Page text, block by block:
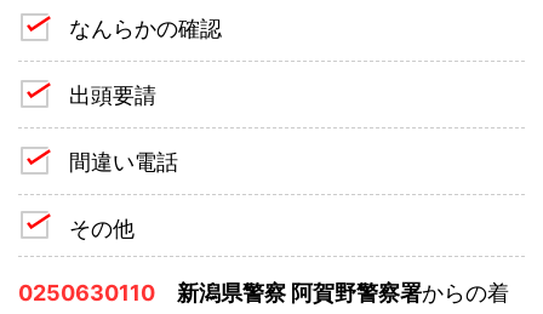
なんらかの確認
出頭要請
間違い電話
その他
0250630110 新潟県警察 阿賀野警察署からの着